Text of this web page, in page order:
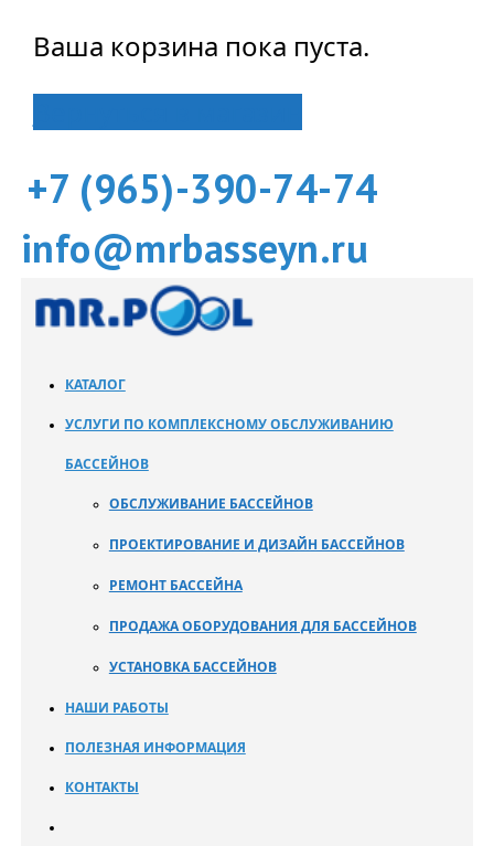
Ваша корзина пока пуста.
+7 (965)-390-74-74
info@mrbasseyn.ru
КАТАЛОГ
УСЛУГИ ПО КОМПЛЕКСНОМУ ОБСЛУЖИВАНИЮ
БАССЕЙНОВ
ОБСЛУЖИВАНИЕ БАССЕЙНОВ
ПРОЕКТИРОВАНИЕ И ДИЗАЙН БАССЕЙНОВ
РЕМОНТ БАССЕЙНА
ПРОДАЖА ОБОРУДОВАНИЯ ДЛЯ БАССЕЙНОВ
УСТАНОВКА БАССЕЙНОВ
НАШИ РАБОТЫ
ПОЛЕЗНАЯ ИНФОРМАЦИЯ
КОНТАКТЫ